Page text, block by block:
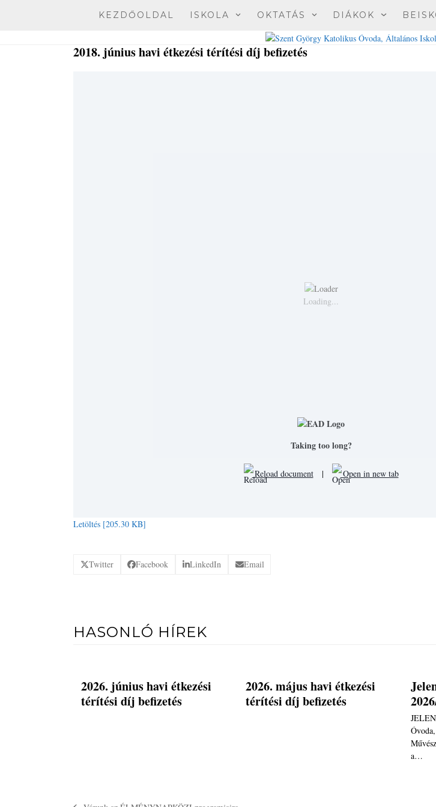
KEZDŐOLDAL ISKOLA OKTATÁS DIÁKOK
2018. június havi étkezési térítési díj befizetés
Loading...
Taking too long?
Reload document | Open in new tab
Letöltés [205.30 KB]
Twitter Facebook LinkedIn Email
HASONLÓ HÍREK
2026. június havi étkezési
térítési díj befizetés
2026. május havi étkezési
térítési díj befizetés
a…